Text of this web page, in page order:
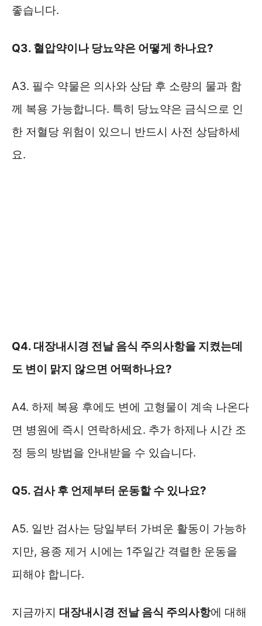
좋습니다.
Q3. 혈압약이나 당뇨약은 어떻게 하나요?
A3. 필수 약물은 의사와 상담 후 소량의 물과 함
께 복용 가능합니다. 특히 당뇨약은 금식으로 인
한 저혈당 위험이 있으니 반드시 사전 상담하세
요.
Q4. 대장내시경 전날 음식 주의사항을 지켰는데
도 변이 맑지 않으면 어떡하나요?
A4. 하제 복용 후에도 변에 고형물이 계속 나온다
면 병원에 즉시 연락하세요. 추가 하제나 시간 조
정 등의 방법을 안내받을 수 있습니다.
Q5. 검사 후 언제부터 운동할 수 있나요?
A5. 일반 검사는 당일부터 가벼운 활동이 가능하
지만, 용종 제거 시에는 1주일간 격렬한 운동을
피해야 합니다.
지금까지 대장내시경 전날 음식 주의사항에 대해